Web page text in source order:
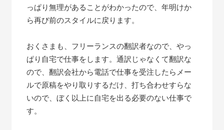
っぱり無理があることがわかったので、年明けか
ら再び前のスタイルに戻ります。
おくさまも、フリーランスの翻訳者なので、やっ
ぱり自宅で仕事をします。通訳じゃなくて翻訳な
ので、翻訳会社から電話で仕事を受注したらメー
ルで原稿をやり取りするだけ、打ち合わせすらな
いので、ぼく以上に自宅を出る必要のない仕事で
す。